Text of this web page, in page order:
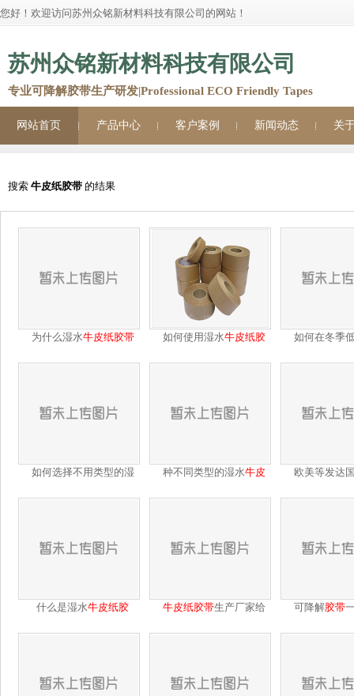
您好！欢迎访问苏州众铭新材料科技有限公司的网站！
苏州众铭新材料科技有限公司
专业可降解胶带生产研发|Professional ECO Friendly Tapes
网站首页 产品中心 客户案例 新闻动态 关
他们都在搜： 牛皮纸胶带 美纹纸胶带 as 2023
搜索 牛皮纸胶带 的结果
为什么湿水牛皮纸胶带
如何使用湿水牛皮纸胶
如何在冬季
如何选择不用类型的湿
种不同类型的湿水牛皮
欧美等发达
什么是湿水牛皮纸胶
牛皮纸胶带生产厂家给
可降解胶带